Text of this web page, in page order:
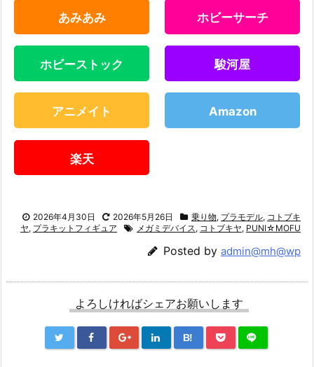
あみあみ ホビーサーチ
ホビーストック 駿河屋
アニメイト Amazon
楽天
2026年4月30日 2026年5月26日 乗り物, プラモデル, コトブキ
ヤ, プラキットフィギュア メガミデバイス, コトブキヤ, PUNI☆MOFU
Posted by admin@mh@wp
よろしければシェアお願いします
B!